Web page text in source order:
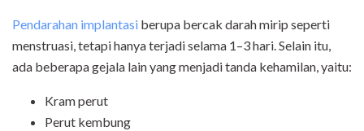
Pendarahan implantasi berupa bercak darah mirip seperti
menstruasi, tetapi hanya terjadi selama 1–3 hari. Selain itu,
ada beberapa gejala lain yang menjadi tanda kehamilan, yaitu:
Kram perut
Perut kembung